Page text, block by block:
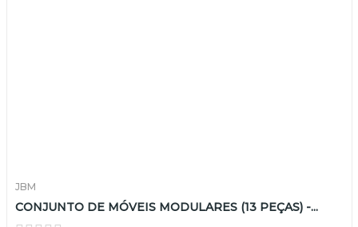
JBM
CONJUNTO DE MÓVEIS MODULARES (13 PEÇAS) -...